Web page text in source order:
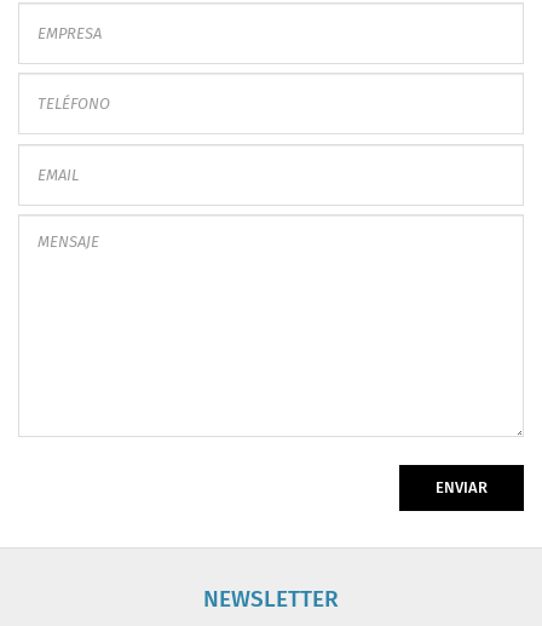
ENVIAR
NEWSLETTER